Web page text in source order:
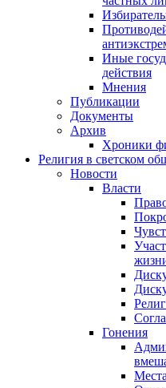
Иные
действия
Мнения
Публикации
Документы
Архив
Хроники
Религия в светском
Новости
Власти
Гонения